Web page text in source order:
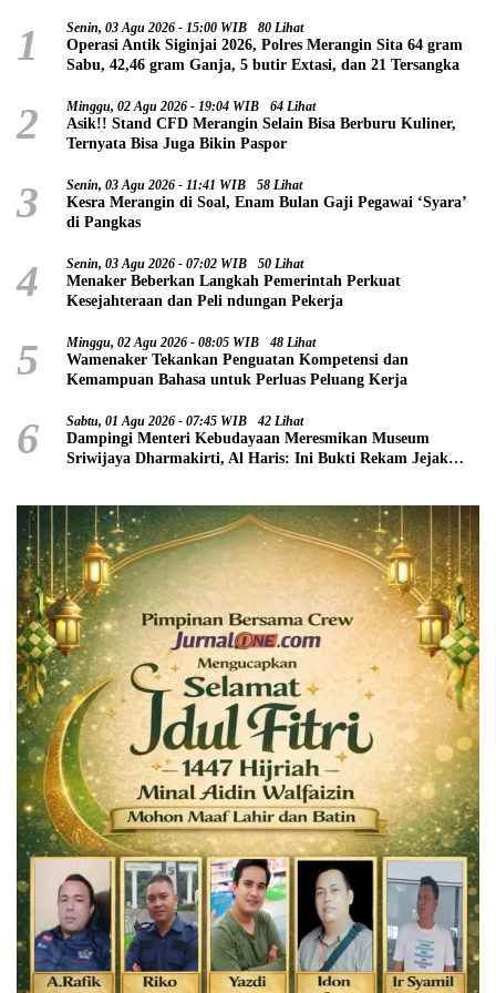
1 Senin, 03 Agu 2026 - 15:00 WIB 80 Lihat
Operasi Antik Siginjai 2026, Polres Merangin Sita 64 gram
Sabu, 42,46 gram Ganja, 5 butir Extasi, dan 21 Tersangka
2 Minggu, 02 Agu 2026 - 19:04 WIB 64 Lihat
Asik!! Stand CFD Merangin Selain Bisa Berburu Kuliner,
Ternyata Bisa Juga Bikin Paspor
3 Senin, 03 Agu 2026 - 11:41 WIB 58 Lihat
Kesra Merangin di Soal, Enam Bulan Gaji Pegawai ‘Syara’
di Pangkas
4 Senin, 03 Agu 2026 - 07:02 WIB 50 Lihat
Menaker Beberkan Langkah Pemerintah Perkuat
Kesejahteraan dan Peli ndungan Pekerja
5 Minggu, 02 Agu 2026 - 08:05 WIB 48 Lihat
Wamenaker Tekankan Penguatan Kompetensi dan
Kemampuan Bahasa untuk Perluas Peluang Kerja
6 Sabtu, 01 Agu 2026 - 07:45 WIB 42 Lihat
Dampingi Menteri Kebudayaan Meresmikan Museum
Sriwijaya Dharmakirti, Al Haris: Ini Bukti Rekam Jejak